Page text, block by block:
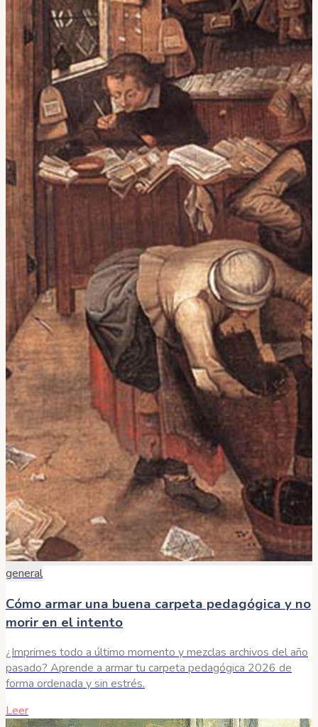
general
Cómo armar una buena carpeta pedagógica y no
morir en el intento
¿Imprimes todo a último momento y mezclas archivos del año
pasado? Aprende a armar tu carpeta pedagógica 2026 de
forma ordenada y sin estrés.
Leer